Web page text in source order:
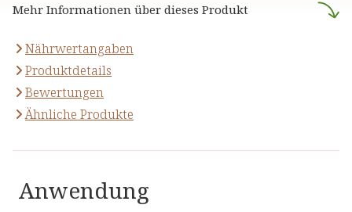
Mehr Informationen über dieses Produkt
Nährwertangaben
Produktdetails
Bewertungen
Ähnliche Produkte
Anwendung
stützen.